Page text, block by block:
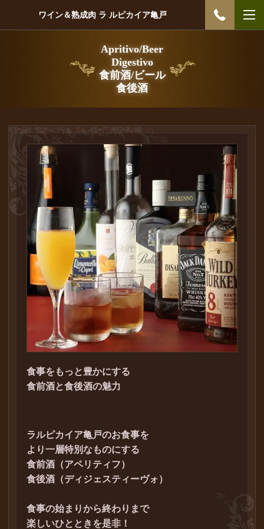
ワイン＆熟成肉 ラ ルピカイア亀戸
Apritivo/Beer
Digestivo
食前酒/ビール
食後酒
食事をもっと豊かにする
食前酒と食後酒の魅力
ラルピカイア亀戸のお食事を
より一層特別なものにする
食前酒（アペリティフ）
食後酒（ディジェスティーヴォ）
食事の始まりから終わりまで
楽しいひとときを是非！